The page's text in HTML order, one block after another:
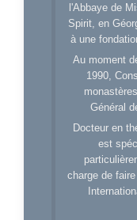
l'Abbaye de
Spirit, en
à une
Au moment
1990,
Général
Docteur en
est
charge de